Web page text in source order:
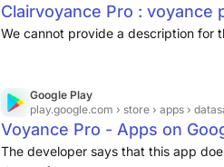
Clairvoyance Pro : voyance
We cannot provide a description for
Google Play
play.google.com › store › apps ›
Voyance Pro - Apps on
The developer says that this app